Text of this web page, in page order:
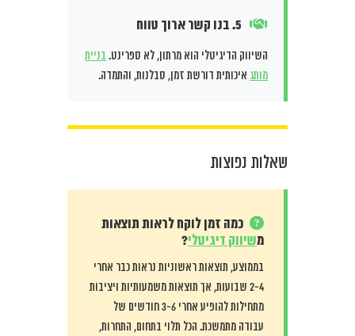
5. בנו קשר ארוך טווח
השיווק הדיגיטלי הוא מרתון, לא ספרינט. בניית
מותג איכותית דורשת זמן, סבלנות, והתמדה.
שאלות נפוצות
כמה זמן לוקח לראות תוצאות
משיווק דיגיטלי?
בממוצע, תוצאות ראשוניות נראות כבר אחרי
2-4 שבועות, אך תוצאות משמעותיות ויציבות
מתחילות להופיע אחרי 3-6 חודשים של
עבודה מתמשכת. הכל תלוי בתחום, התחרות,